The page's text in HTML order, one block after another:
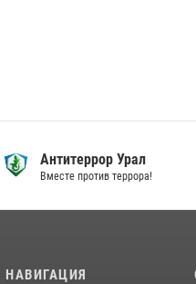
Антитеррор Урал
Вместе против террора!
НАВИГАЦИЯ